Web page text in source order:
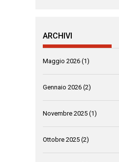
ARCHIVI
Maggio 2026 (1)
Gennaio 2026 (2)
Novembre 2025 (1)
Ottobre 2025 (2)